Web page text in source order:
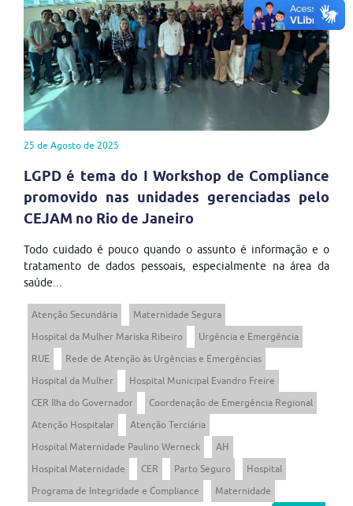
25 de Agosto de 2025
LGPD é tema do I Workshop de Compliance
promovido nas unidades gerenciadas pelo
CEJAM no Rio de Janeiro
Todo cuidado é pouco quando o assunto é informação e o
tratamento de dados pessoais, especialmente na área da
saúde...
Atenção Secundária
Maternidade Segura
Hospital da Mulher Mariska Ribeiro
Urgência e Emergência
RUE
Rede de Atenção às Urgências e Emergências
Hospital da Mulher
Hospital Municipal Evandro Freire
CER Ilha do Governador
Coordenação de Emergência Regional
Atenção Hospitalar
Atenção Terciária
Hospital Maternidade Paulino Werneck
AH
Hospital Maternidade
CER Parto Seguro
Hospital
Programa de Integridade e Compliance
Maternidade